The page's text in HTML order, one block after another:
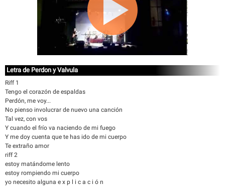
Letra de Perdon y Valvula
Riff 1
Tengo el corazón de espaldas
Perdón, me voy...
No pienso involucrar de nuevo una canción
Tal vez, con vos
Y cuando el frío va naciendo de mi fuego
Y me doy cuenta que te has ido de mi cuerpo
Te extraño amor
riff 2
estoy matándome lento
estoy rompiendo mi cuerpo
yo necesito alguna e x p l i c a c i ó n